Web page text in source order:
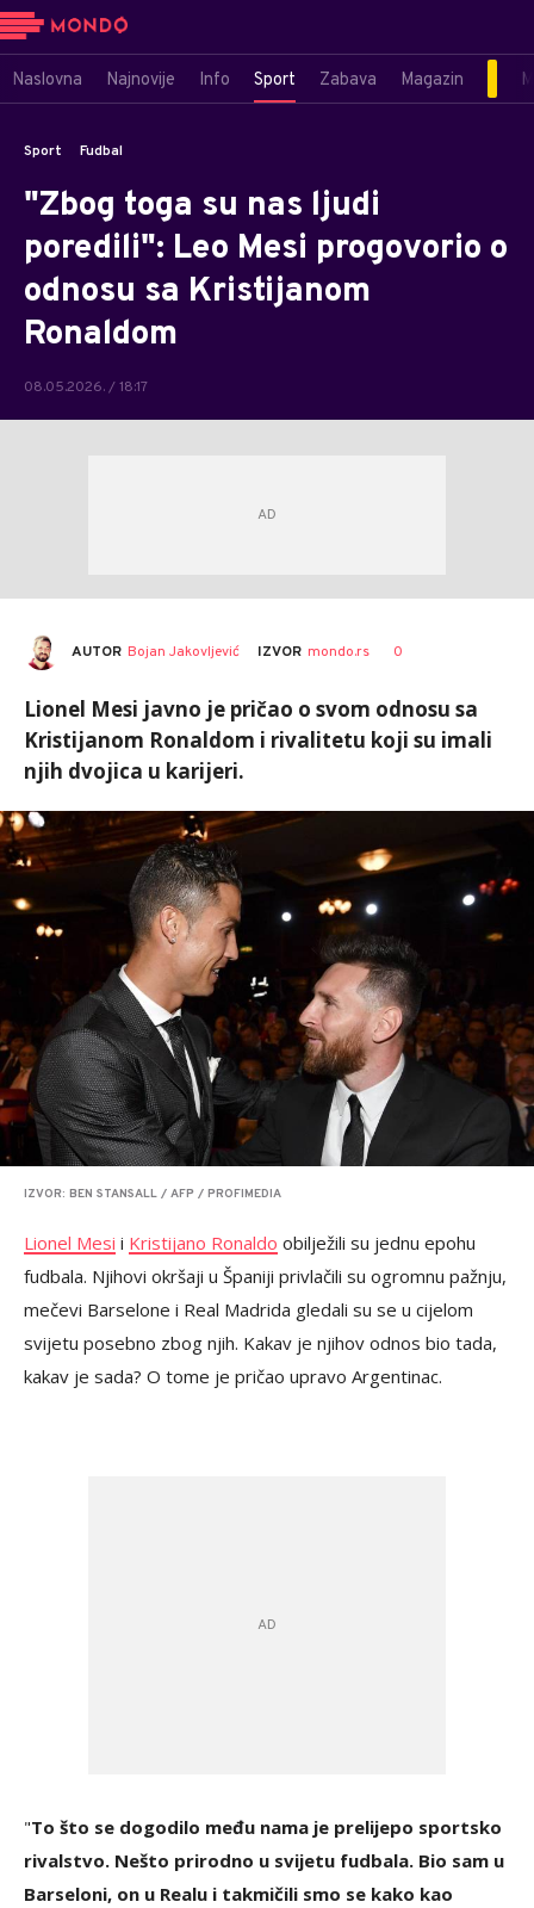
Naslovna Najnovije Info Sport Zabava Magazin
Sport Fudbal
"Zbog toga su nas ljudi
poredili": Leo Mesi progovorio o
odnosu sa Kristijanom
Ronaldom
08.05.2026. / 18:17
AUTOR Bojan Jakovljević IZVOR mondo.rs 0
Lionel Mesi javno je pričao o svom odnosu sa
Kristijanom Ronaldom i rivalitetu koji su imali
njih dvojica u karijeri.
IZVOR: BEN STANSALL / AFP / PROFIMEDIA
Lionel Mesi i Kristijano Ronaldo obilježili su jednu epohu
fudbala. Njihovi okršaji u Španiji privlačili su ogromnu pažnju,
mečevi Barselone i Real Madrida gledali su se u cijelom
svijetu posebno zbog njih. Kakav je njihov odnos bio tada,
kakav je sada? O tome je pričao upravo Argentinac.
"To što se dogodilo među nama je prelijepo sportsko
rivalstvo. Nešto prirodno u svijetu fudbala. Bio sam u
Barseloni, on u Realu i takmičili smo se kako kao